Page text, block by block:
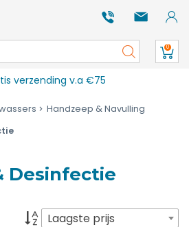
0
verzending v.a €75
Handzeep & Navulling
Desinfectie
Laagste prijs